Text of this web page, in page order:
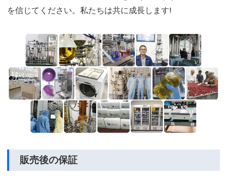
を信じてください。私たちは共に成長します!
販売後の保証